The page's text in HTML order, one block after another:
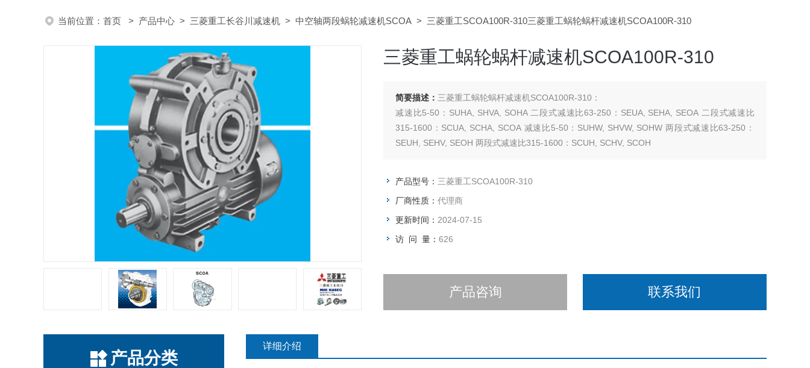
当前位置： 首页 > 产品中心 > 三菱重工长谷川减速机 > 中空轴两段蜗轮减速机SCOA > 三菱重工SCOA100R-310三菱重工蜗轮蜗杆减速机SCOA100R-310
三菱重工蜗轮蜗杆减速机SCOA100R-310
简要描述： 三菱重工蜗轮蜗杆减速机SCOA100R-310：
减速比5-50：SUHA, SHVA, SOHA 二段式减速比63-250：SEUA, SEHA, SEOA 二段式减速比
315-1600：SCUA, SCHA, SCOA 减速比5-50：SUHW, SHVW, SOHW 两段式减速比63-250：
SEUH, SEHV, SEOH 两段式减速比315-1600：SCUH, SCHV, SCOH
产品型号： 三菱重工SCOA100R-310
厂商性质： 代理商
更新时间： 2024-07-15
访 问 量： 626
产品咨询 联系我们
产品分类
详细介绍